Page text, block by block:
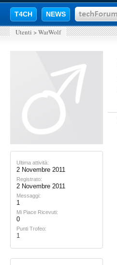
T4CH NEWS
Utenti > WarWolf
Ultima attività:
2 Novembre 2011
Registrato:
2 Novembre 2011
Messaggi:
1
Mi Piace Ricevuti:
0
Punti Trofeo:
1